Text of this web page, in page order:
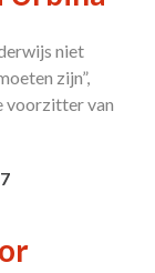
niet
zijn”,
voorzitter van